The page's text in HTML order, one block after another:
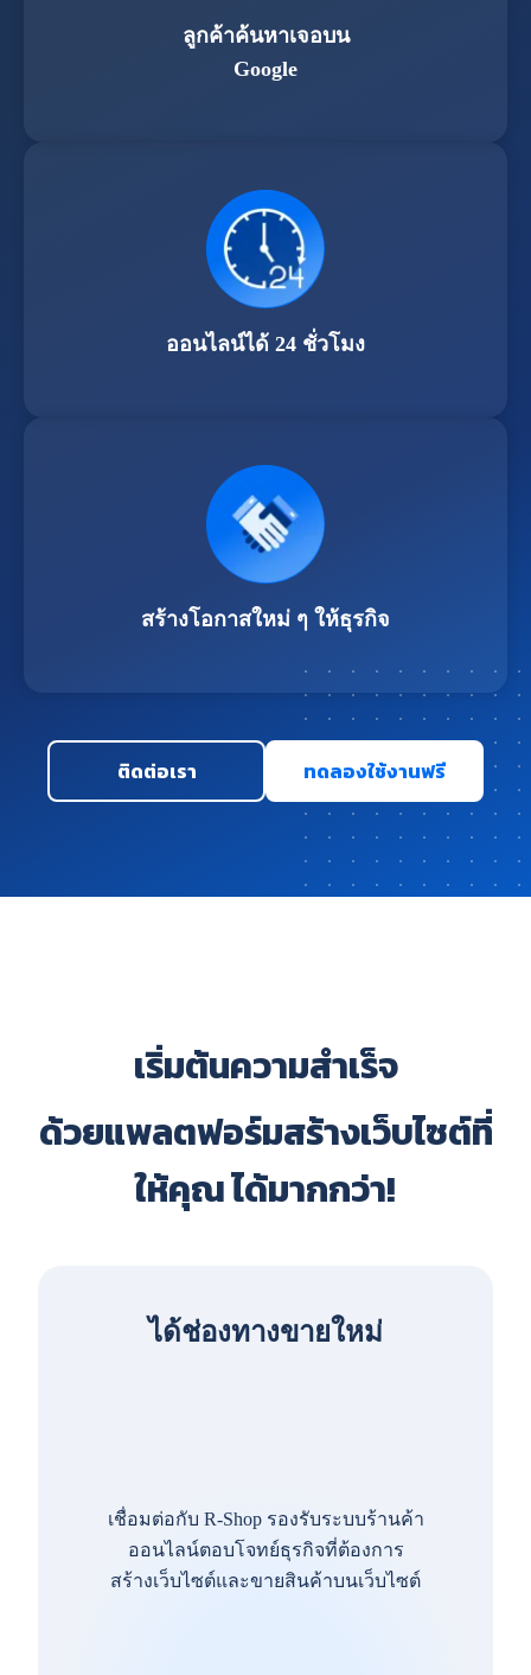
ลูกค้าค้นหาเจอบน
Google
ออนไลน์ได้ 24 ชั่วโมง
สร้างโอกาสใหม่ ๆ ให้ธุรกิจ
ติดต่อเรา ทดลองใช้งานฟรี
เริ่มต้นความสำเร็จ
ด้วยแพลตฟอร์มสร้างเว็บไซต์ที่
ให้คุณ ได้มากกว่า!
ได้ช่องทางขายใหม่
เชื่อมต่อกับ R-Shop รองรับระบบร้านค้า
ออนไลน์ตอบโจทย์ธุรกิจที่ต้องการ
สร้างเว็บไซต์และขายสินค้าบนเว็บไซต์